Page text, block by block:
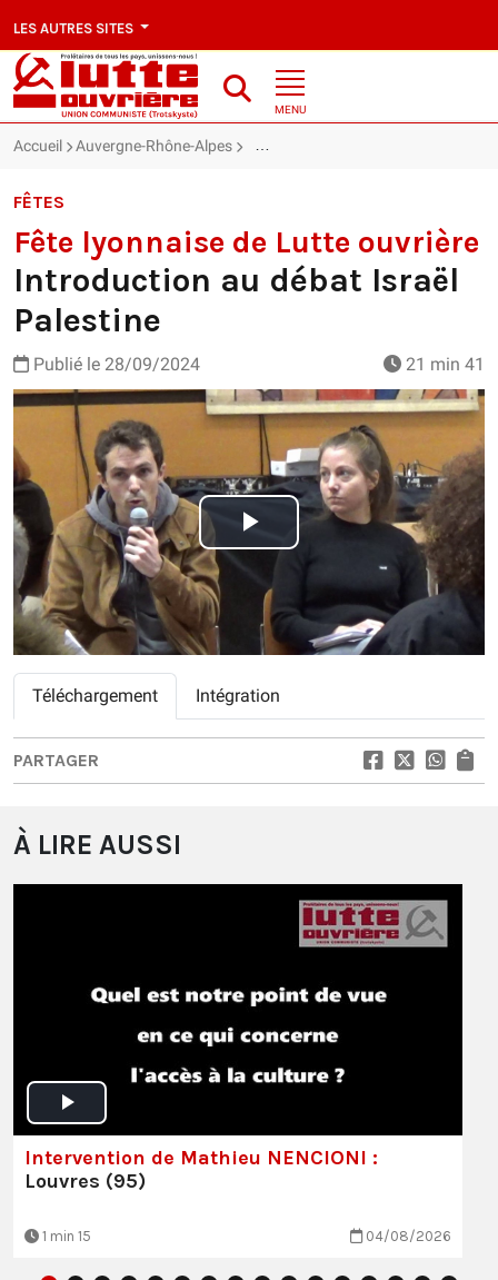
LES AUTRES SITES
MENU
Accueil Auvergne-Rhône-Alpes Fête lyonnaise de Lutte ouvrière :
FÊTES
Fête lyonnaise de Lutte ouvrière
Introduction au débat Israël
Palestine
Publié le 28/09/2024 21 min 41
Play
Video
Téléchargement Intégration
PARTAGER
À LIRE AUSSI
Intervention de Mathieu NENCIONI :
Louvres (95)
1 min 15 04/08/2026